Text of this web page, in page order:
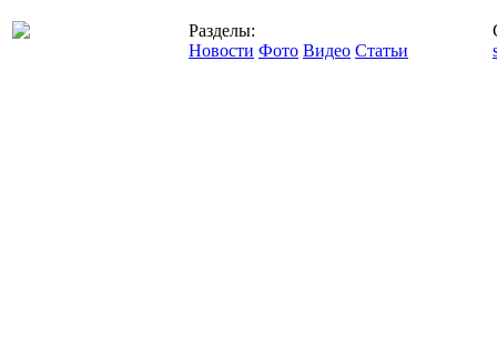
Разделы:
Новости Фото Видео Статьи